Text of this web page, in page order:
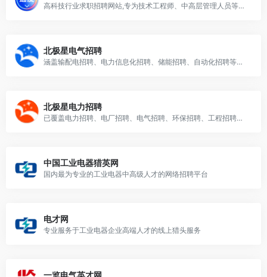
高科技行业求职招聘网站,专为技术工程师、中高层管理人员等找工作者提供最新的人才招聘信息，企业招聘、校园招聘等一站式专业人力资源服务
北极星电气招聘
涵盖输配电招聘、电力信息化招聘、储能招聘、自动化招聘等各细分市场；为电气企业提供网络招聘、人才推荐、猎头、专场招聘会等人力资源服务；为电气应届毕业生、电气技术型人才、电气中高端人才提供就业服务平台，电气行业招聘求职找工作就上北极星电气招聘网！
北极星电力招聘
已覆盖电力招聘、电厂招聘、电气招聘、环保招聘、工程招聘等行业、专为企（事）业单位提供社会招聘、校园招聘、猎头RPO服务、学习培训、HR交流咨询等一站式人力资源服务。
中国工业电器猎英网
国内最为专业的工业电器中高级人才的网络招聘平台
电才网
专业服务于工业电器企业高端人才的线上猎头服务
一览电气英才网